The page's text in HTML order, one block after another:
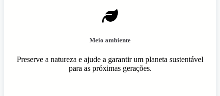
Meio ambiente
Preserve a natureza e ajude a garantir um planeta sustentável
para as próximas gerações.